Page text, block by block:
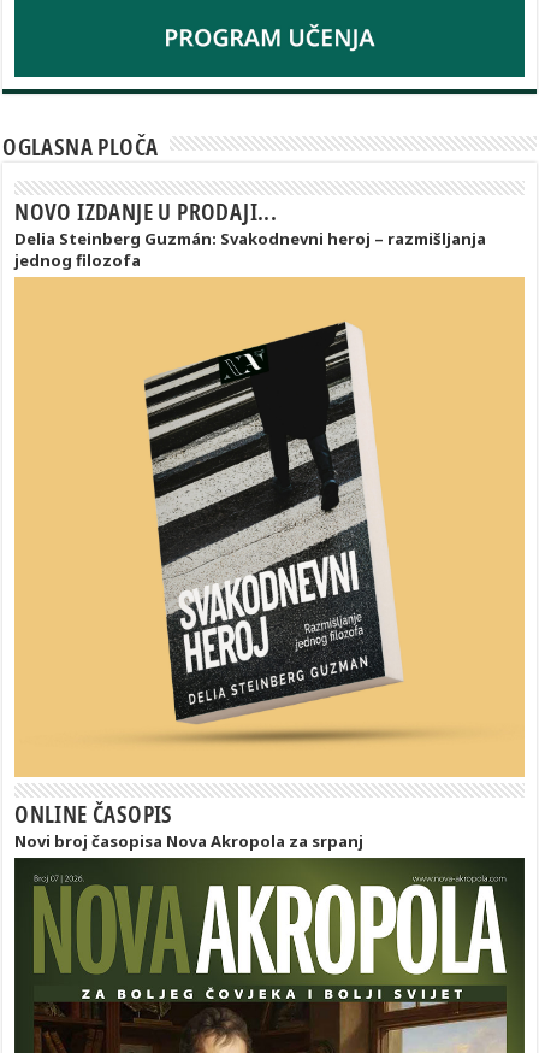
OGLASNA PLOČA
NOVO IZDANJE U PRODAJI...
Delia Steinberg Guzmán: Svakodnevni heroj – razmišljanja
jednog filozofa
ONLINE ČASOPIS
Novi broj časopisa Nova Akropola za srpanj